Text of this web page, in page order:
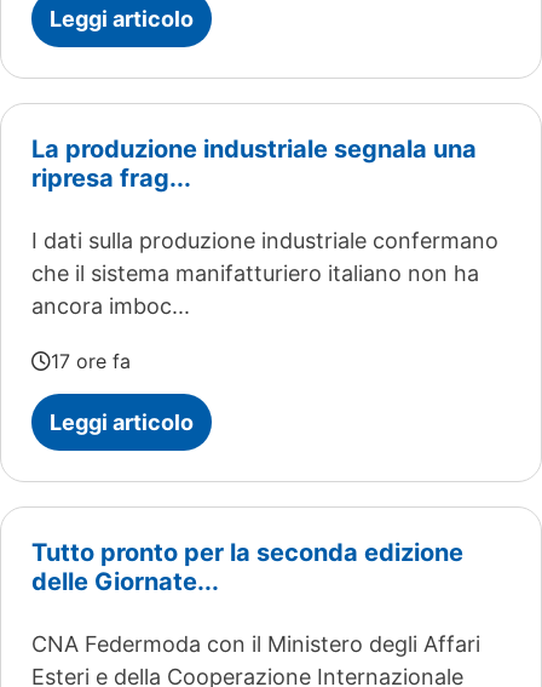
Leggi articolo
La produzione industriale segnala una
ripresa frag...
I dati sulla produzione industriale confermano
che il sistema manifatturiero italiano non ha
ancora imboc...
17 ore fa
Leggi articolo
Tutto pronto per la seconda edizione
delle Giornate...
CNA Federmoda con il Ministero degli Affari
Esteri e della Cooperazione Internazionale